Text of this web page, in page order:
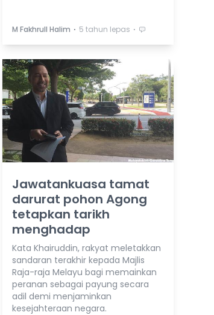
M Fakhrull Halim ⋅ 5 tahun lepas ⋅
Jawatankuasa tamat
darurat pohon Agong
tetapkan tarikh
menghadap
Kata Khairuddin, rakyat meletakkan
sandaran terakhir kepada Majlis
Raja-raja Melayu bagi memainkan
peranan sebagai payung secara
adil demi menjaminkan
kesejahteraan negara.